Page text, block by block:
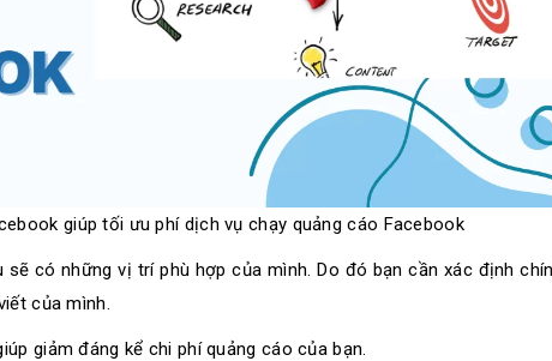
giúp tối ưu phí dịch vụ chạy quảng cáo Facebook
sẽ có những vị trí phù hợp của mình. Do đó bạn cần xác định
của mình.
giảm đáng kể chi phí quảng cáo của bạn.